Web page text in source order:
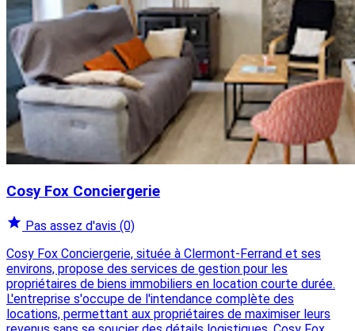
Cosy Fox Conciergerie
Pas assez d'avis (0)
Cosy Fox Conciergerie, située à Clermont-Ferrand et ses
environs, propose des services de gestion pour les
propriétaires de biens immobiliers en location courte durée.
L'entreprise s'occupe de l'intendance complète des
locations, permettant aux propriétaires de maximiser leurs